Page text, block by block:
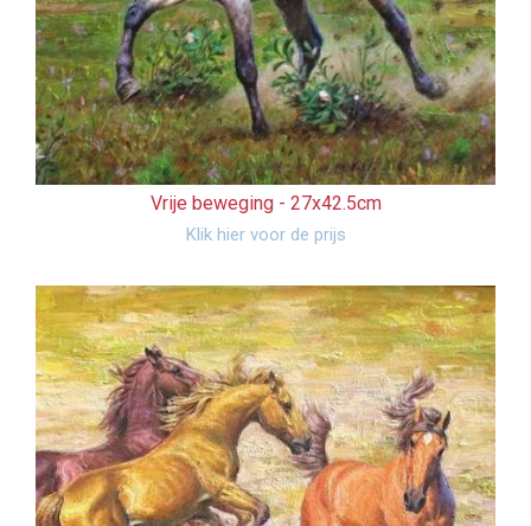
Vrije beweging - 27x42.5cm
Klik hier voor de prijs